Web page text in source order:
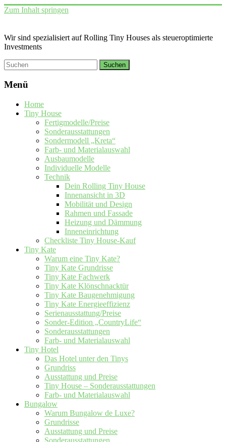
Zum Inhalt springen
Wir sind spezialisiert auf Rolling Tiny Houses als steueroptimierte
Investments
Menü
Home
Tiny House
Fertigmodelle/Preise
Sonderausstattungen
Sondermodell „Kreta“
Farb- und Materialauswahl
Ausbaumodelle
Individuelle Modelle
Technik
Dein Rolling Tiny House
Innenansicht in 3D
Mobilität und Design
Rahmen und Fassade
Heizung und Dämmung
Inneneinrichtung
Checkliste Tiny House-Kauf
Tiny Kate
Warum eine Tiny Kate?
Tiny Kate Grundrisse
Tiny Kate Fachwerk
Tiny Kate Klönschnacktür
Tiny Kate Baugenehmigung
Tiny Kate Energieeffizienz
Serienausstattung/Preise
Sonder-Edition „CountryLife“
Sonderausstattungen
Farb- und Materialauswahl
Tiny Hotel
Das Hotel unter den Tinys
Grundriss
Ausstattung und Preise
Tiny House – Sonderausstattungen
Farb- und Materialauswahl
Bungalow
Warum Bungalow de Luxe?
Grundrisse
Ausstattung und Preise